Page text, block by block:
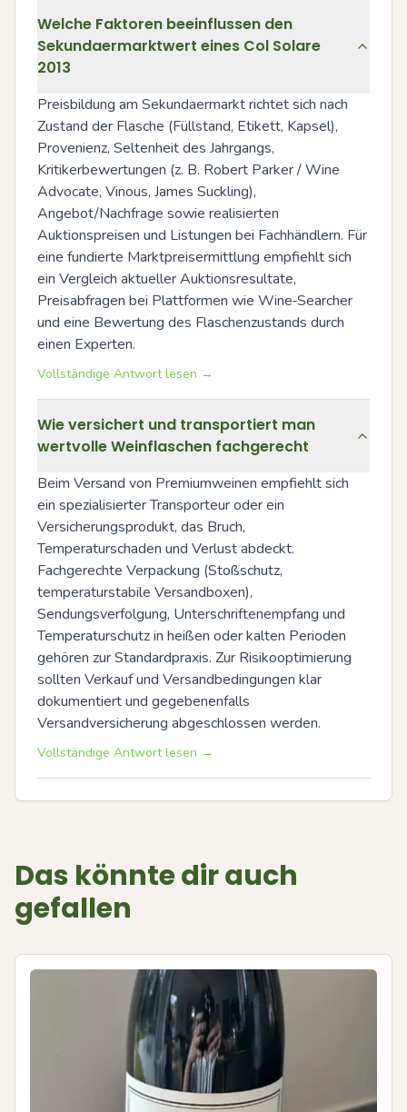
Welche Faktoren beeinflussen den
Sekundaermarktwert eines Col Solare
2013
Preisbildung am Sekundaermarkt richtet sich nach
Zustand der Flasche (Füllstand, Etikett, Kapsel),
Provenienz, Seltenheit des Jahrgangs,
Kritikerbewertungen (z. B. Robert Parker / Wine
Advocate, Vinous, James Suckling),
Angebot/Nachfrage sowie realisierten
Auktionspreisen und Listungen bei Fachhändlern. Für
eine fundierte Marktpreisermittlung empfiehlt sich
ein Vergleich aktueller Auktionsresultate,
Preisabfragen bei Plattformen wie Wine‑Searcher
und eine Bewertung des Flaschenzustands durch
einen Experten.
Vollständige Antwort lesen →
Wie versichert und transportiert man
wertvolle Weinflaschen fachgerecht
Beim Versand von Premiumweinen empfiehlt sich
ein spezialisierter Transporteur oder ein
Versicherungsprodukt, das Bruch,
Temperaturschaden und Verlust abdeckt.
Fachgerechte Verpackung (Stoßschutz,
temperaturstabile Versandboxen),
Sendungsverfolgung, Unterschriftenempfang und
Temperaturschutz in heißen oder kalten Perioden
gehören zur Standardpraxis. Zur Risikooptimierung
sollten Verkauf und Versandbedingungen klar
dokumentiert und gegebenenfalls
Versandversicherung abgeschlossen werden.
Vollständige Antwort lesen →
Das könnte dir auch
gefallen